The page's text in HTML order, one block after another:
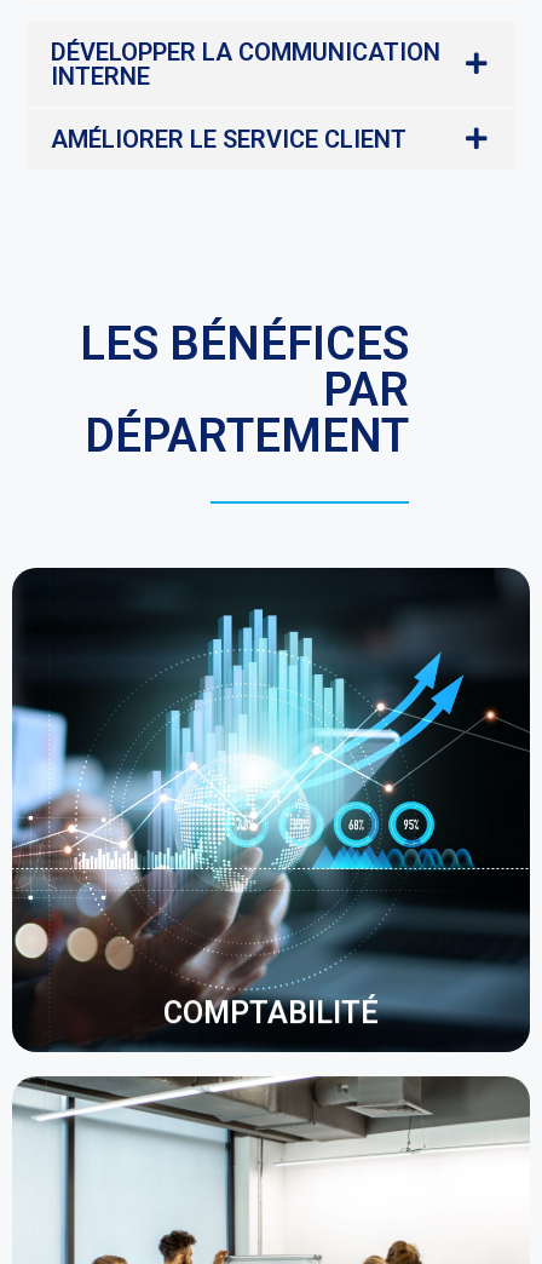
DÉVELOPPER LA COMMUNICATION
INTERNE
AMÉLIORER LE SERVICE CLIENT
LES BÉNÉFICES
PAR
DÉPARTEMENT
COMPTABILITÉ
En faisant appel à la GED, l'équipe comptable
supprime le papier et regroupe les informations
importantes en les intégrant à son système ERP.
La GED permet un enregistrement rapide des
factures en simplifiant l'étape de validation et en
contournant la saisie manuelle. Une gestion
optimisée signifie une meilleure gestion de la
relation clients, des paiements anticipés et des
restaurations des délais de paiement.
Les opérations marketing sollicitent de nombreux
processus, il est possible de regrouper toutes les